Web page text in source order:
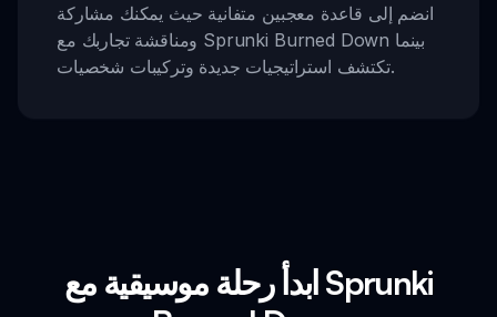
انضم إلى قاعدة معجبين متفانية حيث يمكنك مشاركة
ومناقشة تجاربك مع Sprunki Burned Down بينما
تكتشف استراتيجيات جديدة وتركيبات شخصيات.
ابدأ رحلة موسيقية مع Sprunki